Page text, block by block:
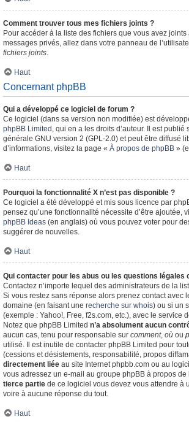
Comment trouver tous mes fichiers joints ?
Pour accéder à la liste des fichiers que vous avez
messages privés, allez dans votre panneau de
fichiers joints.
Haut
Concernant phpBB
Qui a développé ce logiciel de forum ?
Ce logiciel (dans sa version non modifiée) est
phpBB Limited , qui en a les droits d’auteur. Il est
générale GNU version 2 (GPL-2.0) et peut être diffusé
d’informations, visitez la page « À propos de phpBB »
Haut
Pourquoi la fonctionnalité X n’est pas disponible ?
Ce logiciel a été développé et mis sous licence par
pensez qu’une fonctionnalité nécessite d’être ajoutée,
phpBB Ideas (en anglais) où vous pouvez voter pour
suggérer de nouvelles.
Haut
Qui contacter pour les abus ou les questions légales
Contactez n’importe lequel des administrateurs de la
Si vous restez sans réponse alors prenez contact avec
domaine (en faisant une recherche sur whois) ou si un
(exemple : Yahoo!, Free, f2s.com, etc.), avec le service
Notez que phpBB Limited n’a absolument aucun
aucun cas, tenu pour responsable sur comment, où ou
utilisé. Il est inutile de contacter phpBB Limited pour
(cessions et désistements, responsabilité, propos
directement liée au site Internet phpbb.com ou au
vous adressez un e-mail au groupe phpBB à propos de
tierce partie de ce logiciel vous devez vous attendre à
voire à aucune réponse du tout.
Haut